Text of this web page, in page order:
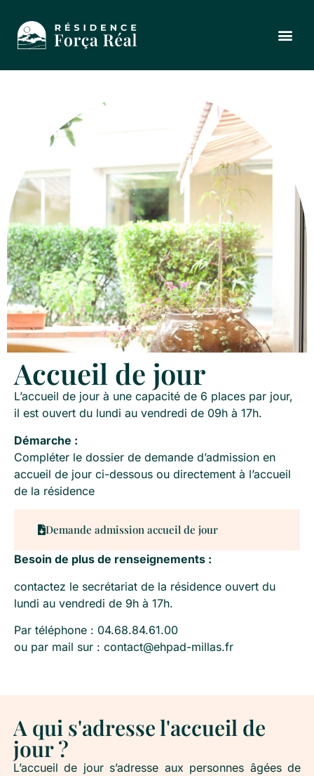
Accueil de jour
L’accueil de jour à une capacité de 6 places par jour,
il est ouvert du lundi au vendredi de 09h à 17h.
Démarche :
Compléter le dossier de demande d’admission en
accueil de jour ci-dessous ou directement à l’accueil
de la résidence
Demande admission accueil de jour
Besoin de plus de renseignements :
contactez le secrétariat de la résidence ouvert du
lundi au vendredi de 9h à 17h.
Par téléphone : 04.68.84.61.00
ou par mail sur : contact@ehpad-millas.fr
A qui s'adresse l'accueil de
jour ?
L’accueil de jour s’adresse aux personnes âgées de